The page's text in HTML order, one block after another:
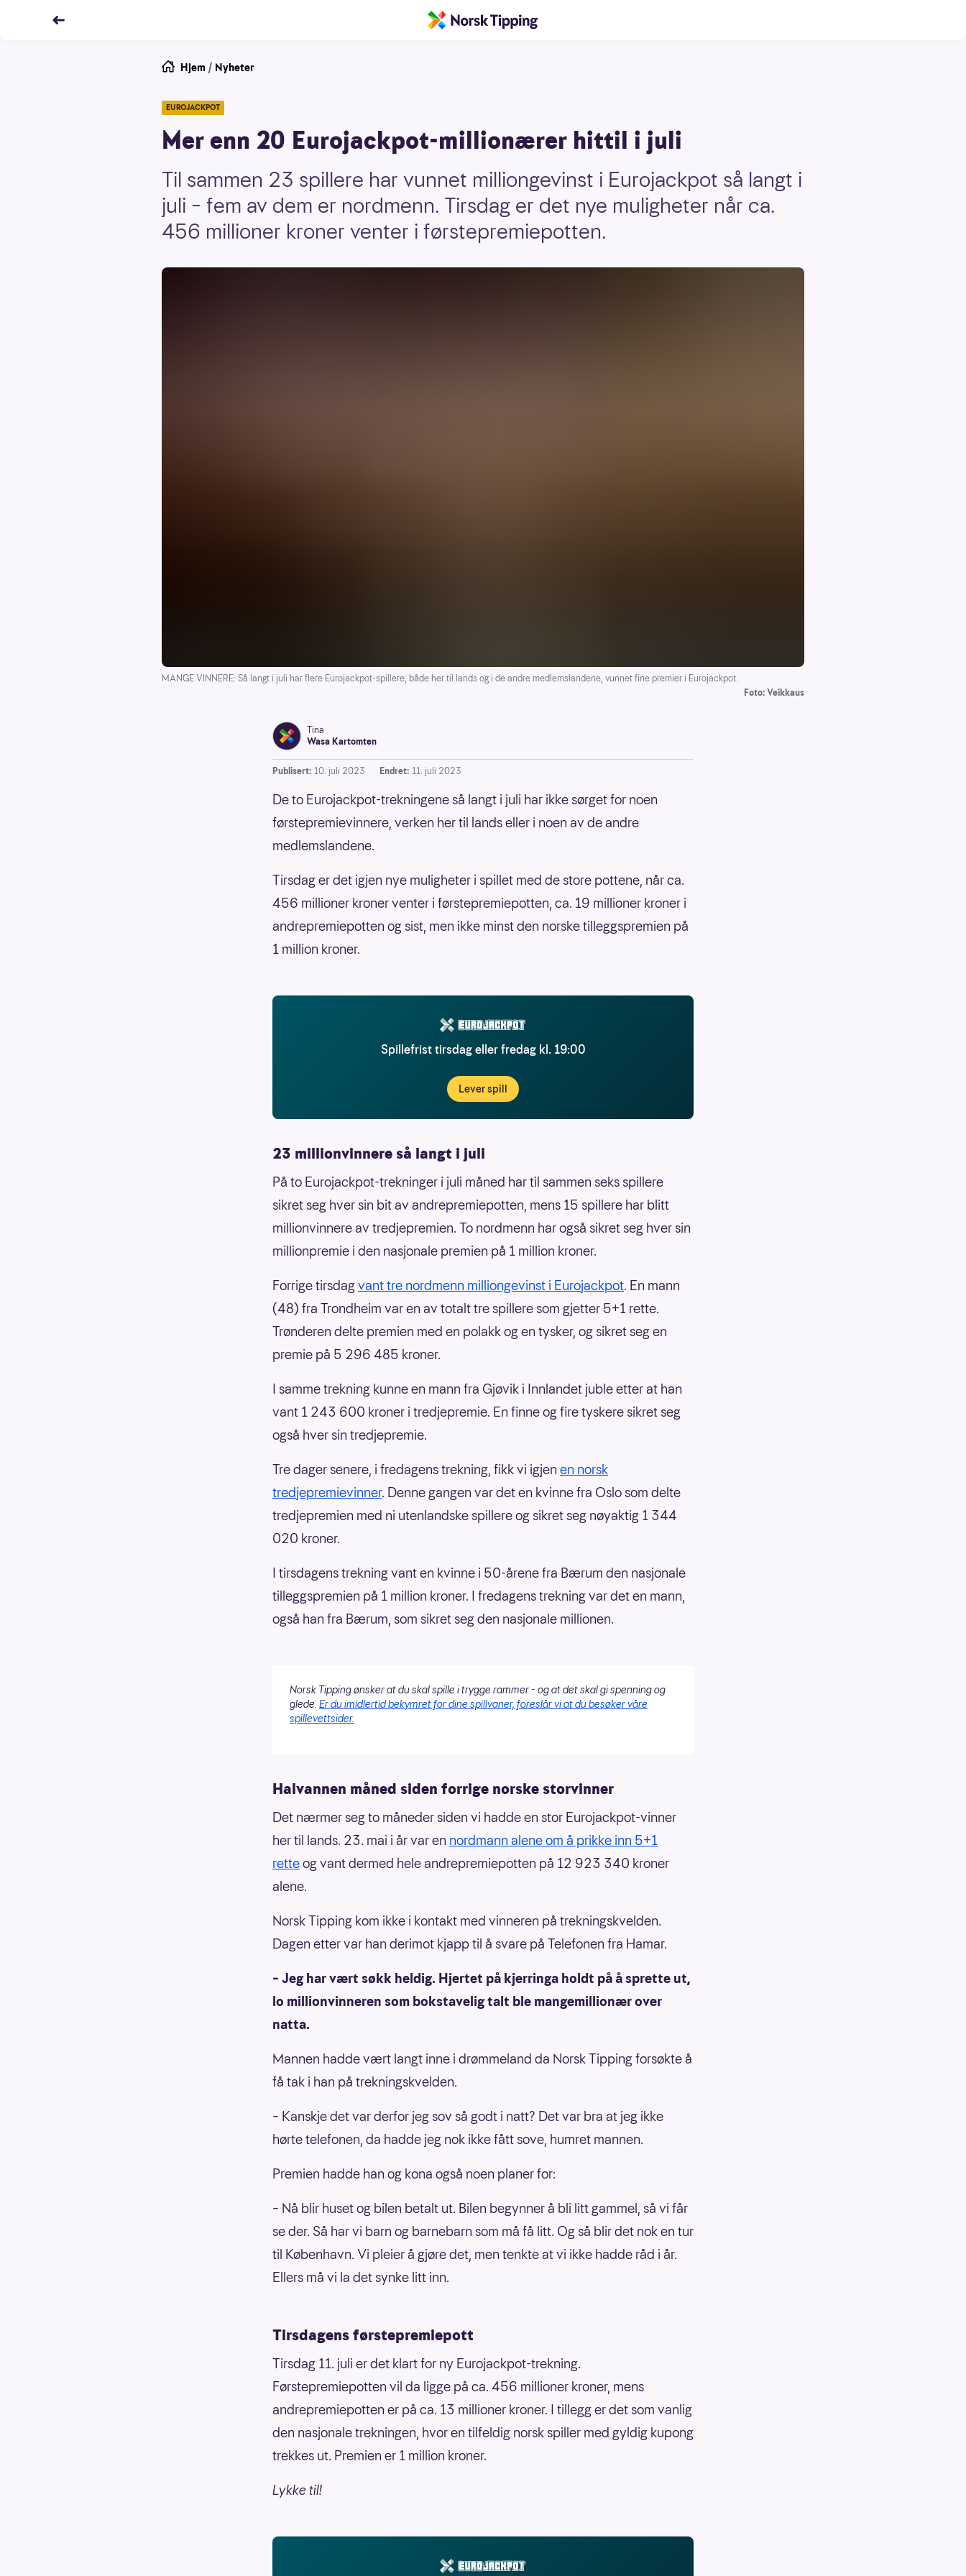
Hjem / Nyheter
EUROJACKPOT
Mer enn 20 Eurojackpot-millionærer hittil i juli
Til sammen 23 spillere har vunnet milliongevinst i Eurojackpot så langt i
juli – fem av dem er nordmenn. Tirsdag er det nye muligheter når ca.
456 millioner kroner venter i førstepremiepotten.
MANGE VINNERE: Så langt i juli har flere Eurojackpot-spillere, både her til lands og i de andre medlemslandene, vunnet fine premier i Eurojackpot.
Foto: Veikkaus
Tina
Wasa Kartomten
Publisert: 10. juli 2023 Endret: 11. juli 2023
De to Eurojackpot-trekningene så langt i juli har ikke sørget for noen
førstepremievinnere, verken her til lands eller i noen av de andre
medlemslandene.
Tirsdag er det igjen nye muligheter i spillet med de store pottene, når ca.
456 millioner kroner venter i førstepremiepotten, ca. 19 millioner kroner i
andrepremiepotten og sist, men ikke minst den norske tilleggspremien på
1 million kroner.
Spillefrist tirsdag eller fredag kl. 19:00
Lever spill
23 millionvinnere så langt i juli
På to Eurojackpot-trekninger i juli måned har til sammen seks spillere
sikret seg hver sin bit av andrepremiepotten, mens 15 spillere har blitt
millionvinnere av tredjepremien. To nordmenn har også sikret seg hver sin
millionpremie i den nasjonale premien på 1 million kroner.
Forrige tirsdagvant tre nordmenn milliongevinst i Eurojackpot. En mann
(48) fra Trondheim var en av totalt tre spillere som gjetter 5+1 rette.
Trønderen delte premien med en polakk og en tysker, og sikret seg en
premie på 5 296 485 kroner.
I samme trekning kunne en mann fra Gjøvik i Innlandet juble etter at han
vant 1 243 600 kroner i tredjepremie. En finne og fire tyskere sikret seg
også hver sin tredjepremie.
Tre dager senere, i fredagens trekning, fikk vi igjen en norsk
tredjepremievinner. Denne gangen var det en kvinne fra Oslo som delte
tredjepremien med ni utenlandske spillere og sikret seg nøyaktig 1 344
020 kroner.
I tirsdagens trekning vant en kvinne i 50-årene fra Bærum den nasjonale
tilleggspremien på 1 million kroner. I fredagens trekning var det en mann,
også han fra Bærum, som sikret seg den nasjonale millionen.
Norsk Tipping ønsker at du skal spille i trygge rammer - og at det skal gi spenning og
glede. Er du imidlertid bekymret for dine spillvaner, foreslår vi at du besøker våre
spillevettsider.
Halvannen måned siden forrige norske storvinner
Det nærmer seg to måneder siden vi hadde en stor Eurojackpot-vinner
her til lands. 23. mai i år var en nordmann alene om å prikke inn 5+1
retteog vant dermed hele andrepremiepotten på 12 923 340 kroner
alene.
Norsk Tipping kom ikke i kontakt med vinneren på trekningskvelden.
Dagen etter var han derimot kjapp til å svare på Telefonen fra Hamar.
– Jeg har vært søkk heldig. Hjertet på kjerringa holdt på å sprette ut,
lo millionvinneren som bokstavelig talt ble mangemillionær over
natta.
Mannen hadde vært langt inne i drømmeland da Norsk Tipping forsøkte å
få tak i han på trekningskvelden.
– Kanskje det var derfor jeg sov så godt i natt? Det var bra at jeg ikke
hørte telefonen, da hadde jeg nok ikke fått sove, humret mannen.
Premien hadde han og kona også noen planer for:
– Nå blir huset og bilen betalt ut. Bilen begynner å bli litt gammel, så vi får
se der. Så har vi barn og barnebarn som må få litt. Og så blir det nok en tur
til København. Vi pleier å gjøre det, men tenkte at vi ikke hadde råd i år.
Ellers må vi la det synke litt inn.
Tirsdagens førstepremiepott
Tirsdag 11. juli er det klart for ny Eurojackpot-trekning.
Førstepremiepotten vil da ligge på ca. 456 millioner kroner, mens
andrepremiepotten er på ca. 13 millioner kroner. I tillegg er det som vanlig
den nasjonale trekningen, hvor en tilfeldig norsk spiller med gyldig kupong
trekkes ut. Premien er 1 million kroner.
Lykke til!